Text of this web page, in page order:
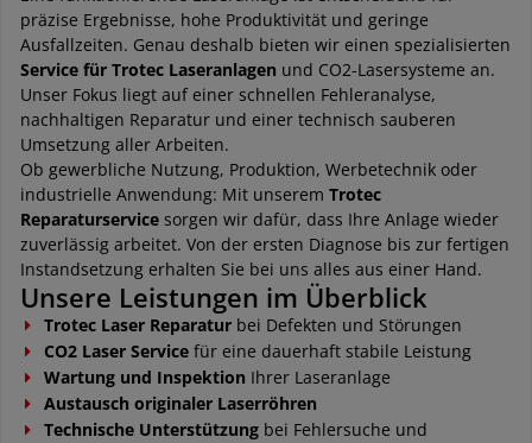
präzise Ergebnisse, hohe Produktivität und geringe
Ausfallzeiten. Genau deshalb bieten wir einen spezialisierten
Service für Trotec Laseranlagen und CO2-Lasersysteme an.
Unser Fokus liegt auf einer schnellen Fehleranalyse,
nachhaltigen Reparatur und einer technisch sauberen
Umsetzung aller Arbeiten.
Ob gewerbliche Nutzung, Produktion, Werbetechnik oder
industrielle Anwendung: Mit unserem Trotec
Reparaturservice sorgen wir dafür, dass Ihre Anlage wieder
zuverlässig arbeitet. Von der ersten Diagnose bis zur fertigen
Instandsetzung erhalten Sie bei uns alles aus einer Hand.
Unsere Leistungen im Überblick
Trotec Laser Reparatur bei Defekten und Störungen
CO2 Laser Service für eine dauerhaft stabile Leistung
Wartung und Inspektion Ihrer Laseranlage
Austausch originaler Laserröhren
Technische Unterstützung bei Fehlersuche und